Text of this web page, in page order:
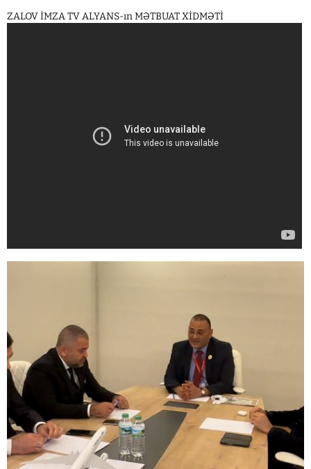
ZALOV İMZA TV ALYANS-ın MƏTBUAT XİDMƏTİ